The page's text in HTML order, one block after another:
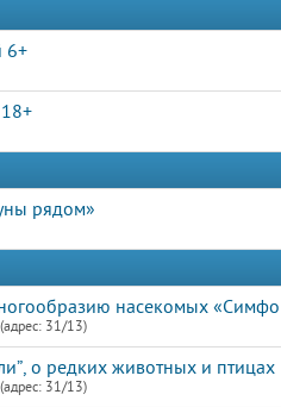
6+
рядом»
насекомых
31/13)
о редких животных и
31/13)